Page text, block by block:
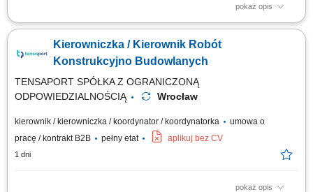
pokaż opis
Opis stanowiska: Prowadzenie i koordynacja zadań wykonawczych na
ciśnieniowych instalacji technologicznych. Operacyjne zarządzanie
harmonogramem prac oraz sprawowanie bezpośredniej kontroli nad
Kierowniczka / Kierownik Robót
Konstrukcyjno Budowlanych
TENSAPORT SPÓŁKA Z OGRANICZONĄ
ODPOWIEDZIALNOŚCIĄ
Wrocław
kierownik / kierowniczka / koordynator / koordynatorka
umowa o
pracę / kontrakt B2B
pełny etat aplikuj bez CV
1 dni
pokaż opis